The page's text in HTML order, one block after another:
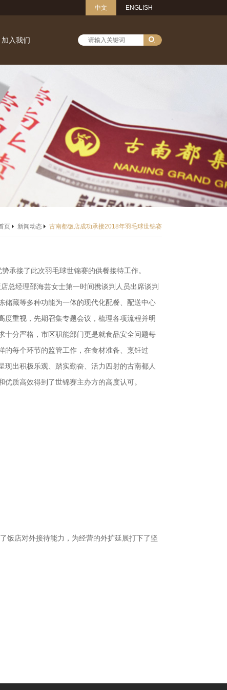
中文 ENGLISH
加入我们
页 新闻动态 古南都饭店成功承接2018年羽毛球世锦赛
承接了此次羽毛球世锦赛的供餐接待工作。
总经理邵海芸女士第一时间携谈判人员出席谈判
储藏等多种功能为一体的现代化配餐、配送中心
重视，先期召集专题会议，梳理各项流程并明
十分严格，市区职能部门更是就食品安全问题每
的每个环节的监管工作，在食材准备、烹饪过
出积极乐观、踏实勤奋、活力四射的古南都人
质高效得到了世锦赛主办方的高度认可。
饭店对外接待能力，为经营的外扩延展打下了坚